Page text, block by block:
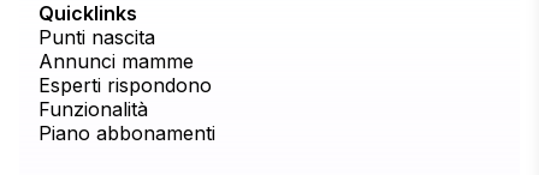
Quicklinks
Punti nascita
Annunci mamme
Esperti rispondono
Funzionalità
Piano abbonamenti